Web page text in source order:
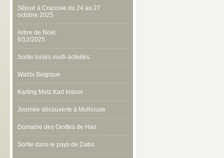
Séjour à Cracovie du 24 au 27
octobre 2025
Arbre de Noël
6/12/2025
Sortie loisirs multi-activités
Walibi Belgique
Karting Metz Kart Indoor
Journée découverte à Mulhouse
Domaine des Grottes de Han
Sortie dans le pays de Dabo